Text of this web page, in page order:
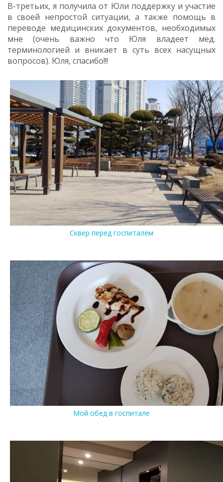
В-третьих, я получила от Юли поддержку и участие
в своей непростой ситуации, а также помощь в
переводе медицинских документов, необходимых
мне (очень важно что Юля владеет мед.
терминологией и вникает в суть всех насущных
вопросов). Юля, спасибо!!!
Сквер перед госпиталем
Мой обед в госпитале